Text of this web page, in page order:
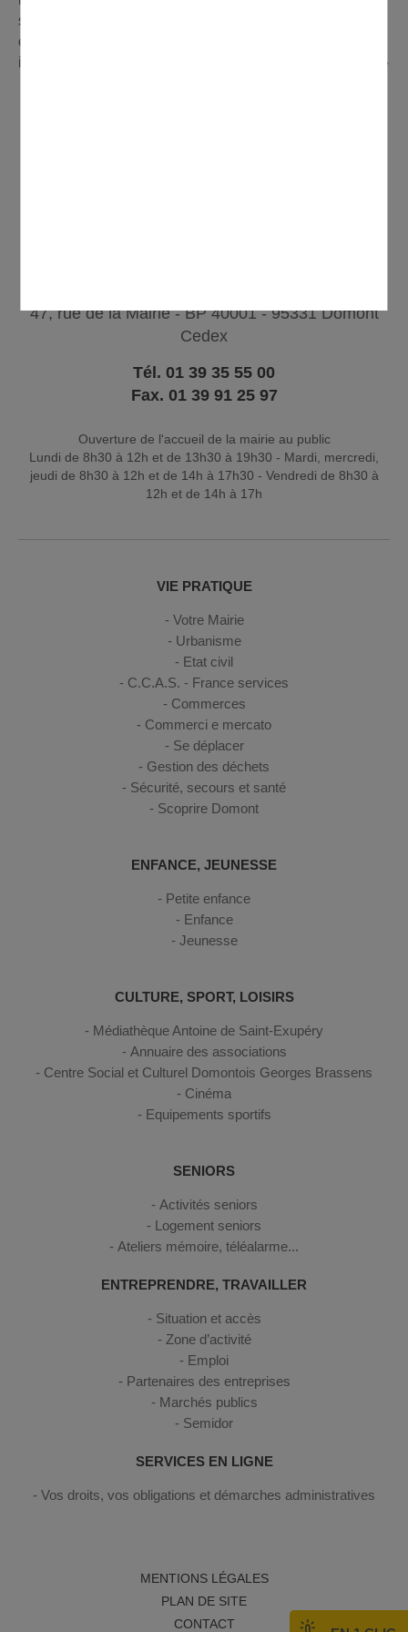
satisfaction des besoins réels, mais également veiller à
ce que nos investissements soient vertueux au sens où
ils ne pèseront pas sur la fiscalité des foyers domontois. »
47, rue de la Mairie - BP 40001 - 95331 Domont
Cedex
Tél. 01 39 35 55 00
Fax. 01 39 91 25 97
Ouverture de l'accueil de la mairie au public
Lundi de 8h30 à 12h et de 13h30 à 19h30 - Mardi, mercredi,
jeudi de 8h30 à 12h et de 14h à 17h30 - Vendredi de 8h30 à
12h et de 14h à 17h
VIE PRATIQUE
Votre Mairie
Urbanisme
Etat civil
C.C.A.S. - France services
Commerces
Commerci e mercato
Se déplacer
Gestion des déchets
Sécurité, secours et santé
Scoprire Domont
ENFANCE, JEUNESSE
Petite enfance
Enfance
Jeunesse
CULTURE, SPORT, LOISIRS
Médiathèque Antoine de Saint-Exupéry
Annuaire des associations
Centre Social et Culturel Domontois Georges Brassens
Cinéma
Equipements sportifs
SENIORS
Activités seniors
Logement seniors
Ateliers mémoire, téléalarme...
ENTREPRENDRE, TRAVAILLER
Situation et accès
Zone d’activité
Emploi
Partenaires des entreprises
Marchés publics
Semidor
SERVICES EN LIGNE
Vos droits, vos obligations et démarches administratives
MENTIONS LÉGALES
PLAN DE SITE
CONTACT